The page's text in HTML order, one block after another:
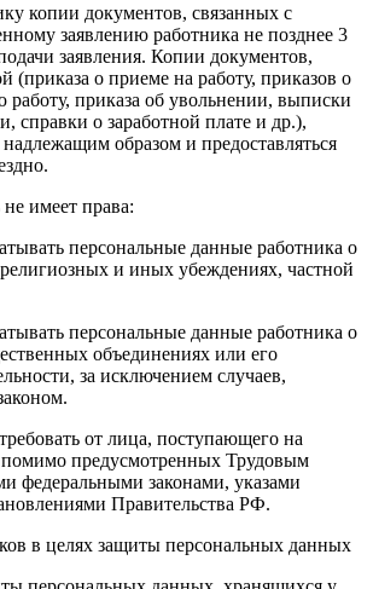
копии документов, связанных с
заявлению работника не позднее 3
заявления. Копии документов,
(приказа о приеме на работу, приказов о
работу, приказа об увольнении, выписки
справки о заработной плате и др.),
образом и предоставляться
не имеет права:
персональные данные работника о
и иных убеждениях, частной
персональные данные работника о
объединениях или его
за исключением случаев,
от лица, поступающего на
помимо предусмотренных Трудовым
федеральными законами, указами
Правительства РФ.
в целях защиты персональных данных